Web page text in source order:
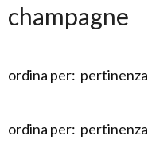
champagne
ordina per: pertinenza
ordina per: pertinenza